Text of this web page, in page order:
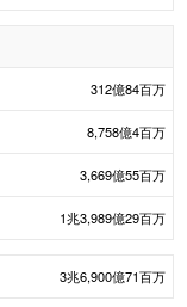
312億84百万
8,758億4百万
3,669億55百万
1兆3,989億29百万
3兆6,900億71百万